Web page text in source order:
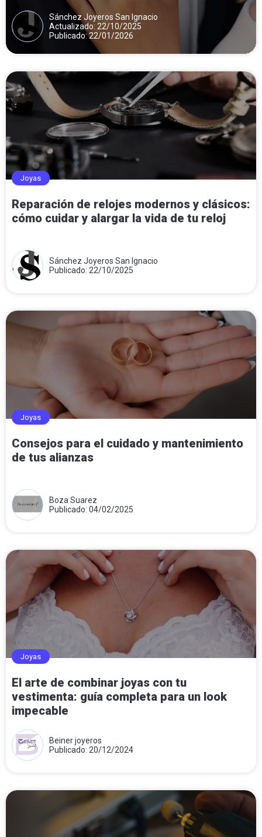
Sánchez Joyeros San Ignacio
Actualizado: 22/10/2025
Publicado: 22/01/2026
Joyas
Reparación de relojes modernos y clásicos:
cómo cuidar y alargar la vida de tu reloj
Sánchez Joyeros San Ignacio
Publicado: 22/10/2025
Joyas
Consejos para el cuidado y mantenimiento
de tus alianzas
Boza Suarez
Publicado: 04/02/2025
Joyas
El arte de combinar joyas con tu
vestimenta: guía completa para un look
impecable
Beiner joyeros
Publicado: 20/12/2024